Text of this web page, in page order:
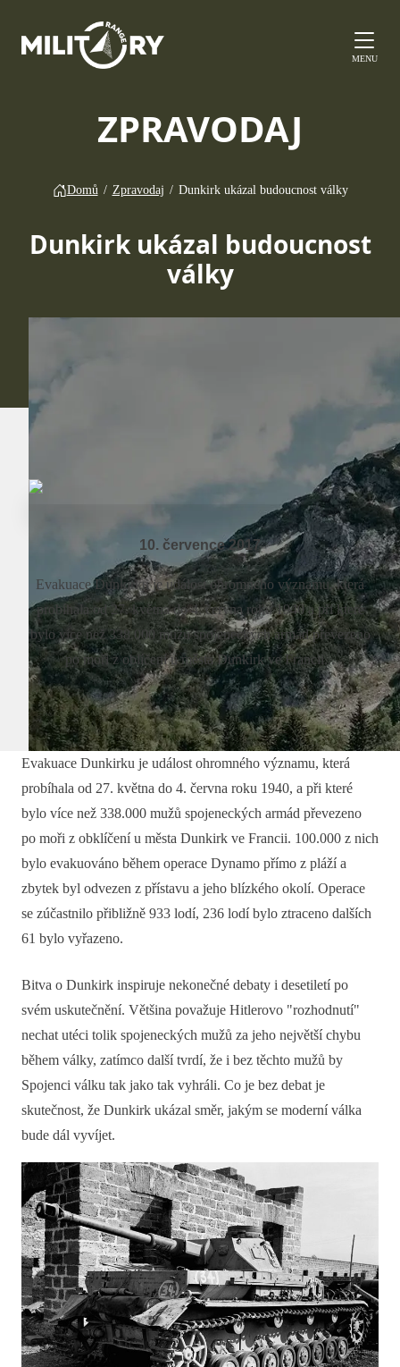
MENU
ZPRAVODAJ
Domů / Zpravodaj / Dunkirk ukázal budoucnost války
Dunkirk ukázal budoucnost
války
10. července 2017
Evakuace Dunkirku je událost ohromného významu, která
probíhala od 27. května do 4. června roku 1940 a při které
bylo více než 338.000 mužů spojeneckých armád převezeno
po moři z oblíčení u města Dunkirk ve Francii...
Evakuace Dunkirku je událost ohromného významu, která
probíhala od 27. května do 4. června roku 1940, a při které
bylo více než 338.000 mužů spojeneckých armád převezeno
po moři z obklíčení u města Dunkirk ve Francii. 100.000 z nich
bylo evakuováno během operace Dynamo přímo z pláží a
zbytek byl odvezen z přístavu a jeho blízkého okolí. Operace
se zúčastnilo přibližně 933 lodí, 236 lodí bylo ztraceno dalších
61 bylo vyřazeno.
Bitva o Dunkirk inspiruje nekonečné debaty i desetiletí po
svém uskutečnění. Většina považuje Hitlerovo "rozhodnutí"
nechat utéci tolik spojeneckých mužů za jeho největší chybu
během války, zatímco další tvrdí, že i bez těchto mužů by
Spojenci válku tak jako tak vyhráli. Co je bez debat je
skutečnost, že Dunkirk ukázal směr, jakým se moderní válka
bude dál vyvíjet.